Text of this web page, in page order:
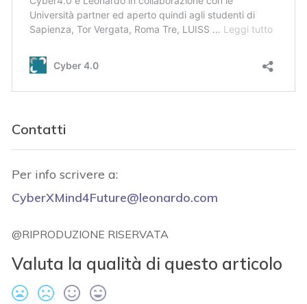
Contatti
Per info scrivere a:
CyberXMind4Future@leonardo.com
@RIPRODUZIONE RISERVATA
Valuta la qualità di questo articolo